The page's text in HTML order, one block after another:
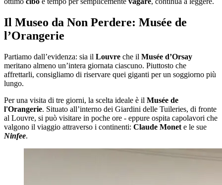
Il Museo da Non Perdere: Musée de
l’Orangerie
Partiamo dall’evidenza: sia il Louvre che il Musée d’Orsay
meritano almeno un’intera giornata ciascuno. Piuttosto che
affrettarli, consigliamo di riservare quei giganti per un soggiorno più
lungo.
Per una visita di tre giorni, la scelta ideale è il Musée de
l'Orangerie. Situato all’interno dei Giardini delle Tuileries, di fronte
al Louvre, si può visitare in poche ore - eppure ospita capolavori che
valgono il viaggio attraverso i continenti: Claude Monet e le sue
Ninfee.